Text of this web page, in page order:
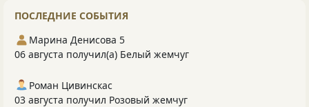
ПОСЛЕДНИЕ СОБЫТИЯ
Марина Денисова 5
06 августа получил(а) Белый жемчуг
Роман Цивинскас
03 августа получил Розовый жемчуг